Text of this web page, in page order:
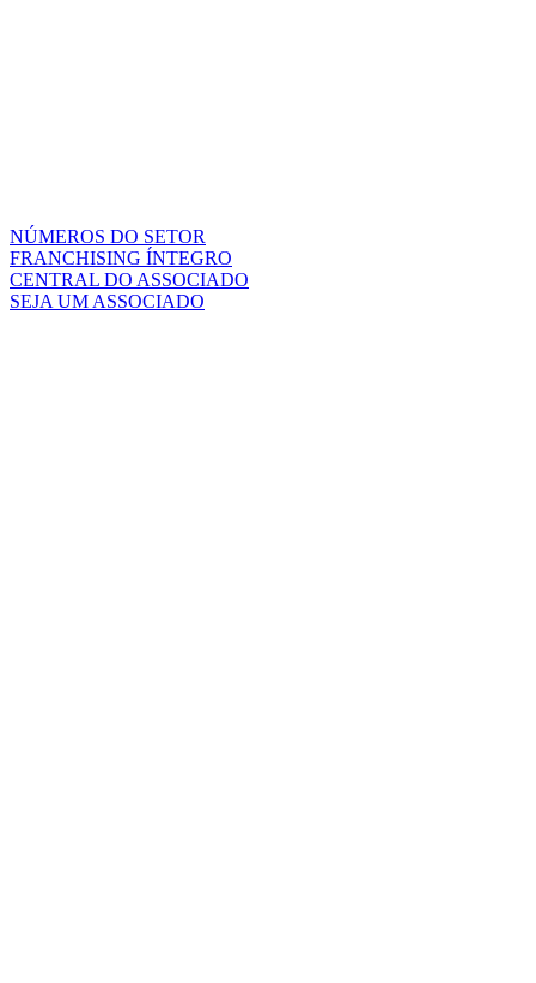
NÚMEROS DO SETOR
FRANCHISING ÍNTEGRO
CENTRAL DO ASSOCIADO
SEJA UM ASSOCIADO